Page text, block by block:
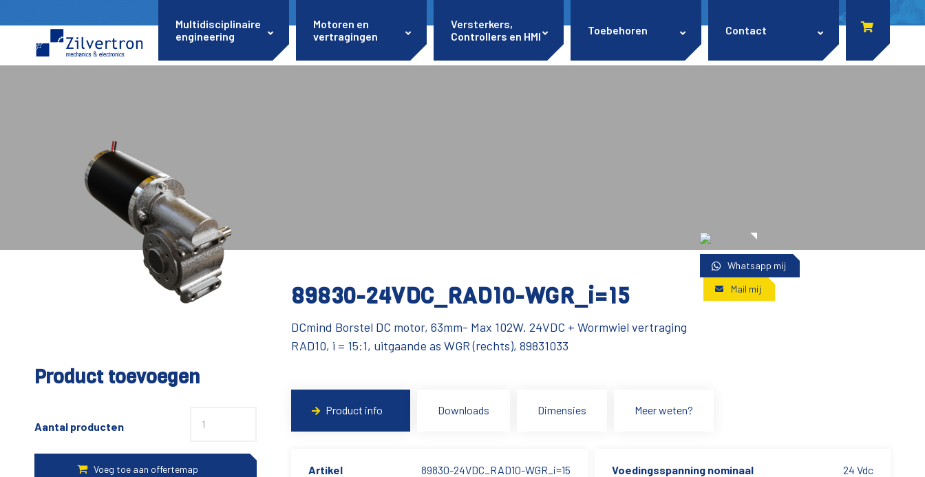
Multidisciplinaire
engineering
Motoren en
vertragingen
Versterkers,
Controllers en HMI
Toebehoren Contact
Whatsapp mij
Mail mij
Product toevoegen
Aantal producten
89830-24VDC_RAD10-WGR_i=15
DCmind Borstel DC motor, 63mm- Max 102W. 24VDC + Wormwiel vertraging
RAD10, i = 15:1, uitgaande as WGR (rechts), 89831033
Product info Downloads Dimensies Meer weten?
Artikel 89830-24VDC_RAD10-WGR_i=15 Voedingsspanning nominaal 24 Vdc